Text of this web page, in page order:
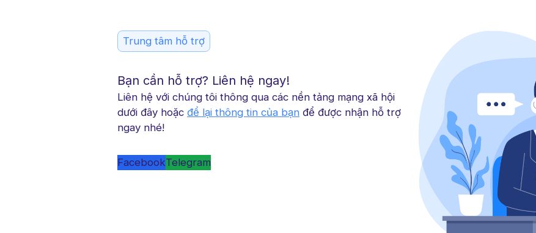
Trung tâm hỗ trợ
Bạn cần hỗ trợ? Liên hệ ngay!
Liên hệ với chúng tôi thông qua các nền tảng mạng xã hội
dưới đây hoặc để lại thông tin của bạn để được nhận hỗ trợ
ngay nhé!
FacebookTelegram